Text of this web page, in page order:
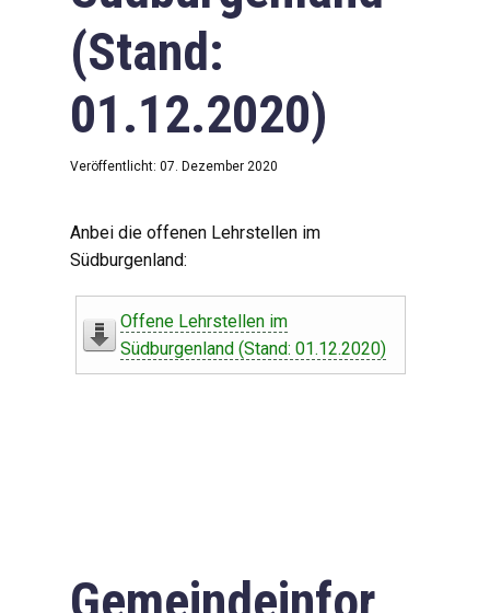
(Stand:
01.12.2020)
Veröffentlicht: 07. Dezember 2020
Anbei die offenen Lehrstellen im
Südburgenland:
Offene Lehrstellen im
Südburgenland (Stand: 01.12.2020)